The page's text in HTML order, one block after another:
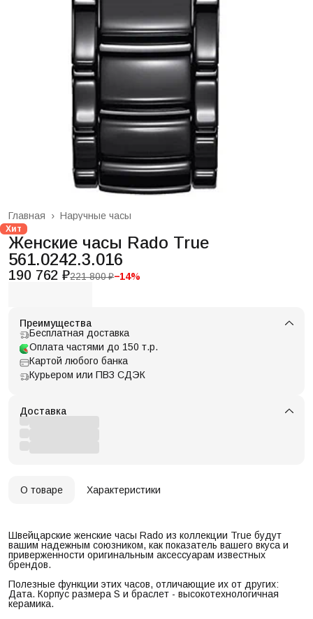
Наручные часы
Главная ›
Хит
Женские часы Rado True
561.0242.3.016
190 762 ₽221 800 ₽−14%
Преимущества
Бесплатная доставка
Оплата частями до 150 т.р.
Картой любого банка
Курьером или ПВЗ СДЭК
Доставка
О товаре Характеристики
Швейцарские женские часы Rado из коллекции True будут
вашим надежным союзником, как показатель вашего вкуса и
приверженности оригинальным аксессуарам известных
брендов.
Полезные функции этих часов, отличающие их от других:
Дата. Корпус размера S и браслет - высокотехнологичная
керамика.